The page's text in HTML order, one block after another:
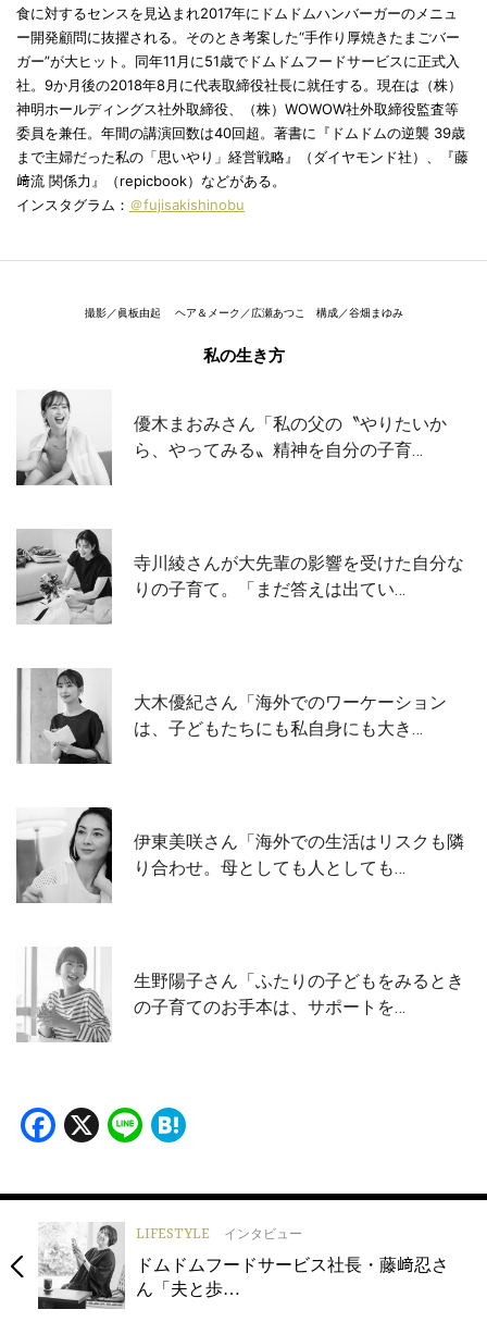
食に対するセンスを見込まれ2017年にドムドムハンバーガーのメニュ
ー開発顧問に抜擢される。そのとき考案した“手作り厚焼きたまごバー
ガー”が大ヒット。同年11月に51歳でドムドムフードサービスに正式入
社。9か月後の2018年8月に代表取締役社長に就任する。現在は（株）
神明ホールディングス社外取締役、（株）WOWOW社外取締役監査等
委員を兼任。年間の講演回数は40回超。著書に『ドムドムの逆襲 39歳
まで主婦だった私の「思いやり」経営戦略』（ダイヤモンド社）、『藤
﨑流 関係力』（repicbook）などがある。
インスタグラム： ＠fujisakishinobu
撮影／眞板由起 ヘア＆メーク／広瀬あつこ 構成／谷畑まゆみ
私の生き方
優木まおみさん「私の父の〝やりたいか
ら、やってみる〟精神を自分の子育…
寺川綾さんが大先輩の影響を受けた自分な
りの子育て。「まだ答えは出てい…
大木優紀さん「海外でのワーケーション
は、子どもたちにも私自身にも大き…
伊東美咲さん「海外での生活はリスクも隣
り合わせ。母としても人としても…
生野陽子さん「ふたりの子どもをみるとき
の子育てのお手本は、サポートを…
Facebook
X Line
LIFESTYLE インタビュー
ドムドムフードサービス社長・藤﨑忍さ
ん「夫と歩…